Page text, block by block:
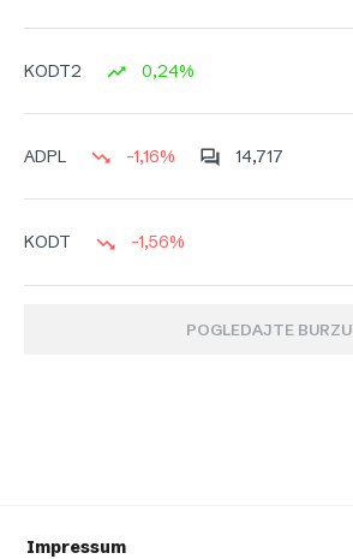
KODT2 0,24%
ADPL -1,16% 14,717
KODT -1,56%
POGLEDAJTE BURZU
Impressum